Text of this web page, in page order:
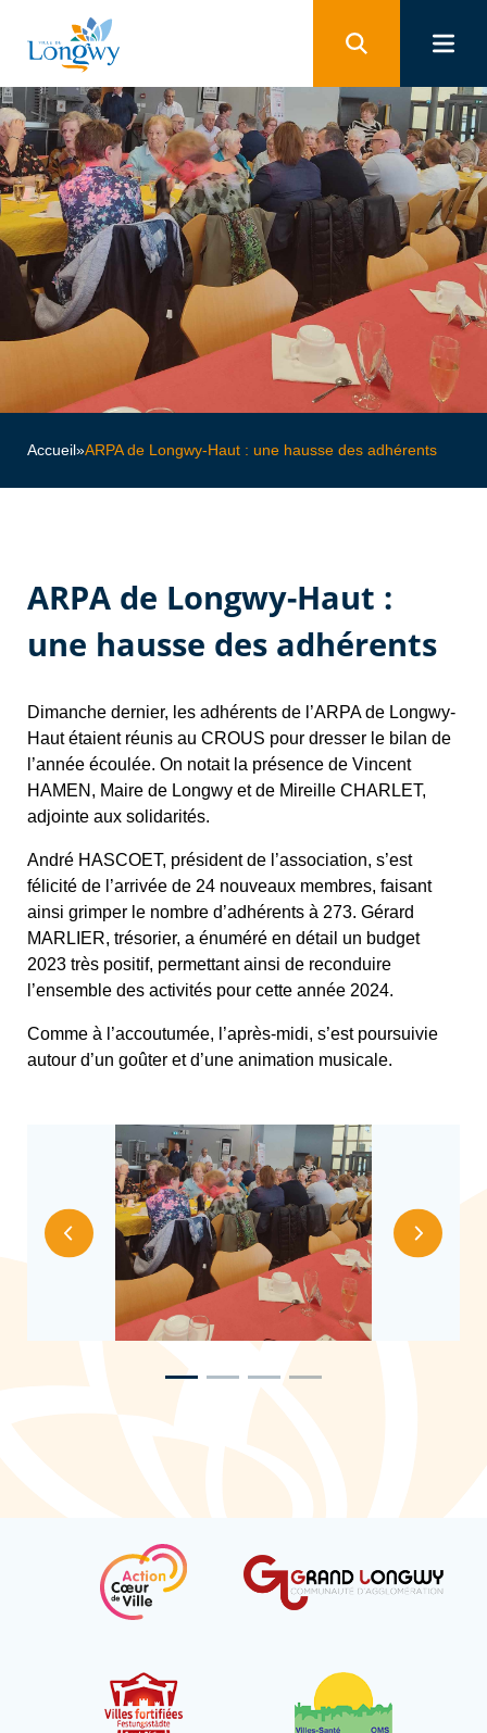
Accueil»ARPA de Longwy-Haut : une hausse des adhérents
ARPA de Longwy-Haut :
une hausse des adhérents
Dimanche dernier, les adhérents de l’ARPA de Longwy-
Haut étaient réunis au CROUS pour dresser le bilan de
l’année écoulée. On notait la présence de Vincent
HAMEN, Maire de Longwy et de Mireille CHARLET,
adjointe aux solidarités.
André HASCOET, président de l’association, s’est
félicité de l’arrivée de 24 nouveaux membres, faisant
ainsi grimper le nombre d’adhérents à 273. Gérard
MARLIER, trésorier, a énuméré en détail un budget
2023 très positif, permettant ainsi de reconduire
l’ensemble des activités pour cette année 2024.
Comme à l’accoutumée, l’après-midi, s’est poursuivie
autour d’un goûter et d’une animation musicale.
Panneau de gestion des cookies